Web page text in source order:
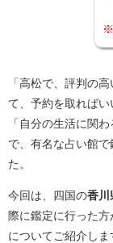
「高松で、評判の
て、予約を取ればい
「自分の生活に関
で、有名な占い館
た。
今回は、四国の香川
際に鑑定に行った
についてご紹介しま